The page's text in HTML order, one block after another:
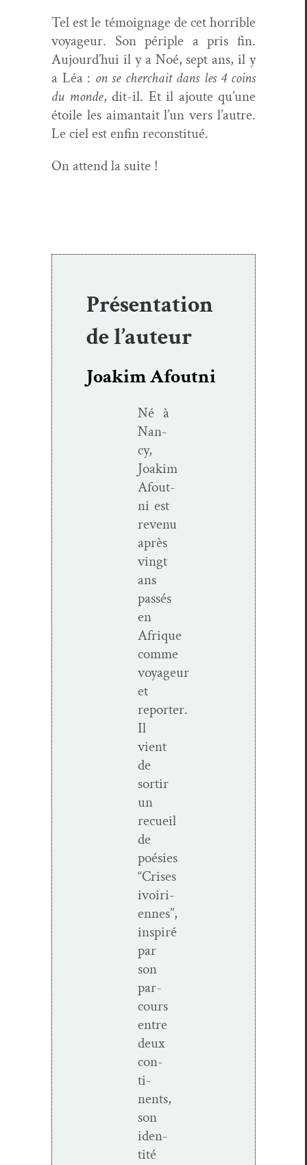
Tel est le témoignage de cet hor­ri­ble
voyageur. Son périple a pris fin.
Aujourd’hui il y a Noé, sept ans, il y
a Léa : on se cher­chait dans les 4 coins
du monde, dit-il. Et il ajoute qu’une
étoile les aiman­tait l’un vers l’autre.
Le ciel est enfin reconstitué.
On attend la suite !
Présentation
de l’auteur
Joakim Afoutni
Né à
Nan­
cy,
Joakim
Afout­
ni est
revenu
après
vingt
ans
passés
en
Afrique
comme
voyageur
et
reporter.
Il
vient
de
sor­tir
un
recueil
de
poésies
“Crises
ivoiri­
ennes”,
inspiré
par
son
par­
cours
entre
deux
con­
ti­
nents,
son
iden­
tité